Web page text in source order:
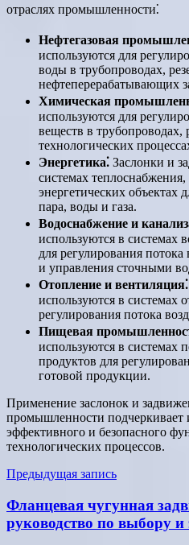
отраслях промышленности⁚
Нефтегазовая
используются для
воды в трубопроводах,
нефтеперерабатывающих
Химическая
используются для
веществ в трубопроводах,
технологических
Энергетика⁚ Заслонки и
системах
энергетических объектах
пара, воды и газа.
Водоснабжение и
используются в системах
для регулирования
и управления сточными
Отопление и вентиляция⁚
используются в системах
регулирования потока
Пищевая
используются в системах
продуктов для
готовой продукции.
Применение заслонок и
промышленности подчеркивает
эффективного и безопасного
технологических процессов.
Навигация
по
записям
Предыдущая запись
Фланцевая чугунная
руководство по выбору и